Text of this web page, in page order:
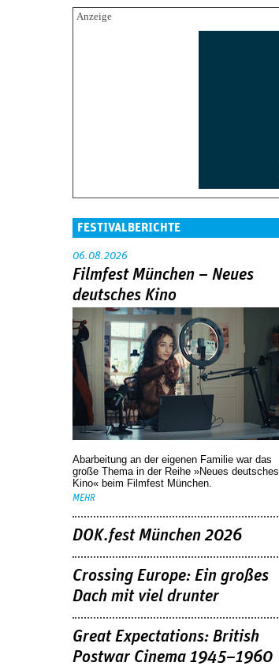
FESTIVALBERICHTE
06.08.2026
Filmfest München – Neues
deutsches Kino
Abarbeitung an der eigenen Familie war das
große Thema in der Reihe »Neues deutsches
Kino« beim Filmfest München.
MEHR
DOK.fest München 2026
Crossing Europe: Ein großes
Dach mit viel drunter
Great Expectations: British
Postwar Cinema 1945–1960